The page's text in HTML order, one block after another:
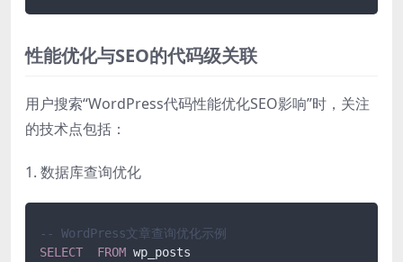
性能优化与SEO的代码级关联
用户搜索“WordPress代码性能优化SEO影响”时，关注
的技术点包括：
1. 数据库查询优化
-- WordPress文章查询优化示例
SELECT
FROM